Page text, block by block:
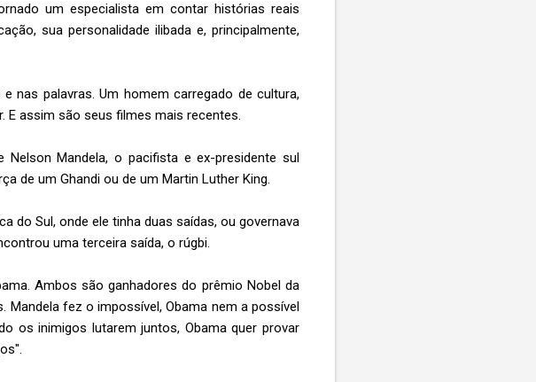
um especialista em contar histórias reais
sua personalidade ilibada e, principalmente,
nas palavras. Um homem carregado de cultura,
E assim são seus filmes mais recentes.
Mandela, o pacifista e ex-presidente sul
de um Ghandi ou de um Martin Luther King.
do Sul, onde ele tinha duas saídas, ou governava
uma terceira saída, o rúgbi.
Ambos são ganhadores do prêmio Nobel da
fez o impossível, Obama nem a possível
os inimigos lutarem juntos, Obama quer provar